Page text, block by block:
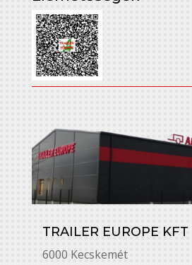
TRAILER EUROPE KFT
6000 Kecskemét